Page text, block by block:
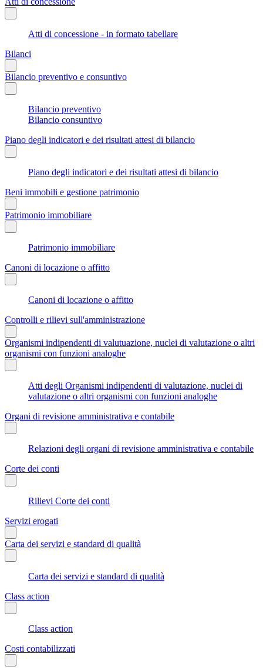
Atti di concessione - in formato tabellare
Bilanci
Bilancio preventivo e consuntivo
Bilancio preventivo
Bilancio consuntivo
Piano degli indicatori e dei risultati attesi di bilancio
Piano degli indicatori e dei risultati attesi di bilancio
Beni immobili e gestione patrimonio
Patrimonio immobiliare
Patrimonio immobiliare
Canoni di locazione o affitto
Canoni di locazione o affitto
Controlli e rilievi sull'amministrazione
Organismi indipendenti di valutuazione, nuclei di valutazione o altri
organismi con funzioni analoghe
Atti degli Organismi indipendenti di valutazione, nuclei di
valutazione o altri organismi con funzioni analoghe
Organi di revisione amministrativa e contabile
Relazioni degli organi di revisione amministrativa e contabile
Corte dei conti
Rilievi Corte dei conti
Servizi erogati
Carta dei servizi e standard di qualità
Carta dei servizi e standard di qualità
Class action
Class action
Costi contabilizzati